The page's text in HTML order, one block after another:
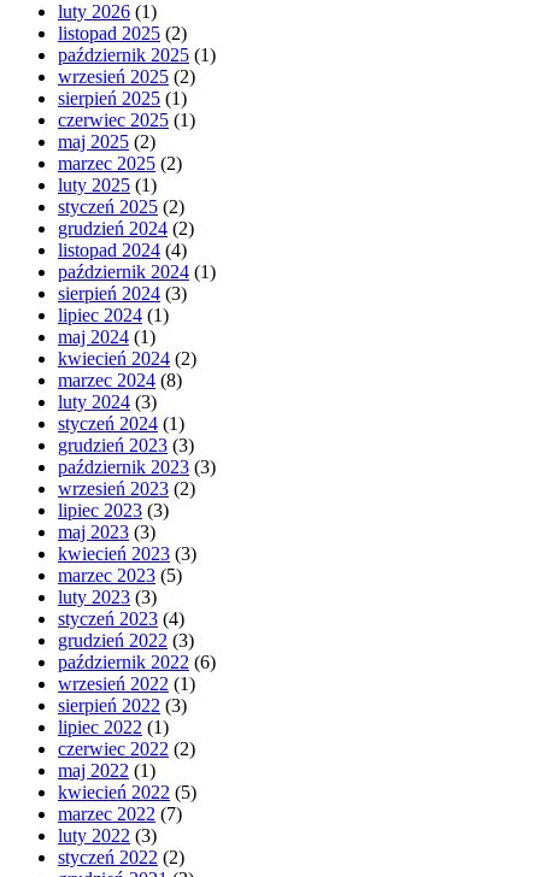
luty 2026 (1)
listopad 2025 (2)
październik 2025 (1)
wrzesień 2025 (2)
sierpień 2025 (1)
czerwiec 2025 (1)
maj 2025 (2)
marzec 2025 (2)
luty 2025 (1)
styczeń 2025 (2)
grudzień 2024 (2)
listopad 2024 (4)
październik 2024 (1)
sierpień 2024 (3)
lipiec 2024 (1)
maj 2024 (1)
kwiecień 2024 (2)
marzec 2024 (8)
luty 2024 (3)
styczeń 2024 (1)
grudzień 2023 (3)
październik 2023 (3)
wrzesień 2023 (2)
lipiec 2023 (3)
maj 2023 (3)
kwiecień 2023 (3)
marzec 2023 (5)
luty 2023 (3)
styczeń 2023 (4)
grudzień 2022 (3)
październik 2022 (6)
wrzesień 2022 (1)
sierpień 2022 (3)
lipiec 2022 (1)
czerwiec 2022 (2)
maj 2022 (1)
kwiecień 2022 (5)
marzec 2022 (7)
luty 2022 (3)
styczeń 2022 (2)